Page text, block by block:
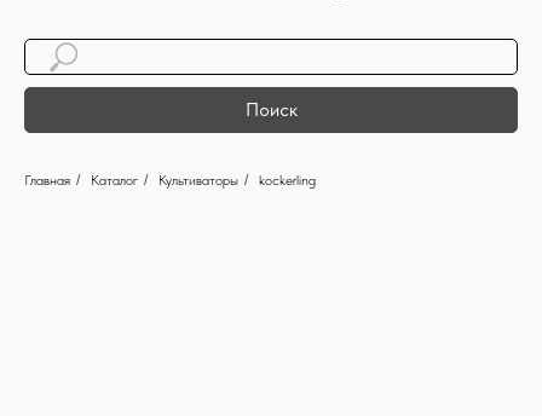
Поиск
Главная / Каталог / Культиваторы / kockerling